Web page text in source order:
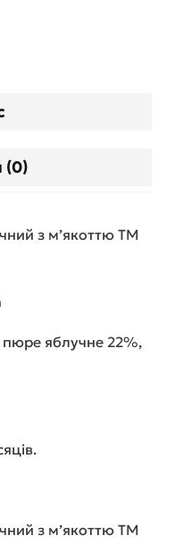
(0)
з м’якоттю ТМ
пюре яблучне 22%,
з м’якоттю ТМ